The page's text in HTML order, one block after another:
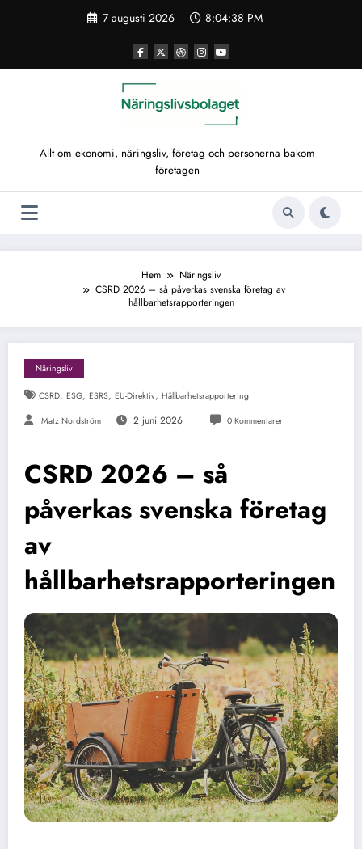
7 augusti 2026 8:04:38 PM
Allt om ekonomi, näringsliv, företag och personerna bakom
företagen
Hem
Näringsliv
CSRD 2026 – så påverkas svenska företag av
hållbarhetsrapporteringen
Näringsliv
CSRD, ESG, ESRS, EU-Direktiv, Hållbarhetsrapportering
Matz Nordström 2 juni 2026 0 Kommentarer
CSRD 2026 – så
påverkas svenska företag
av
hållbarhetsrapporteringen